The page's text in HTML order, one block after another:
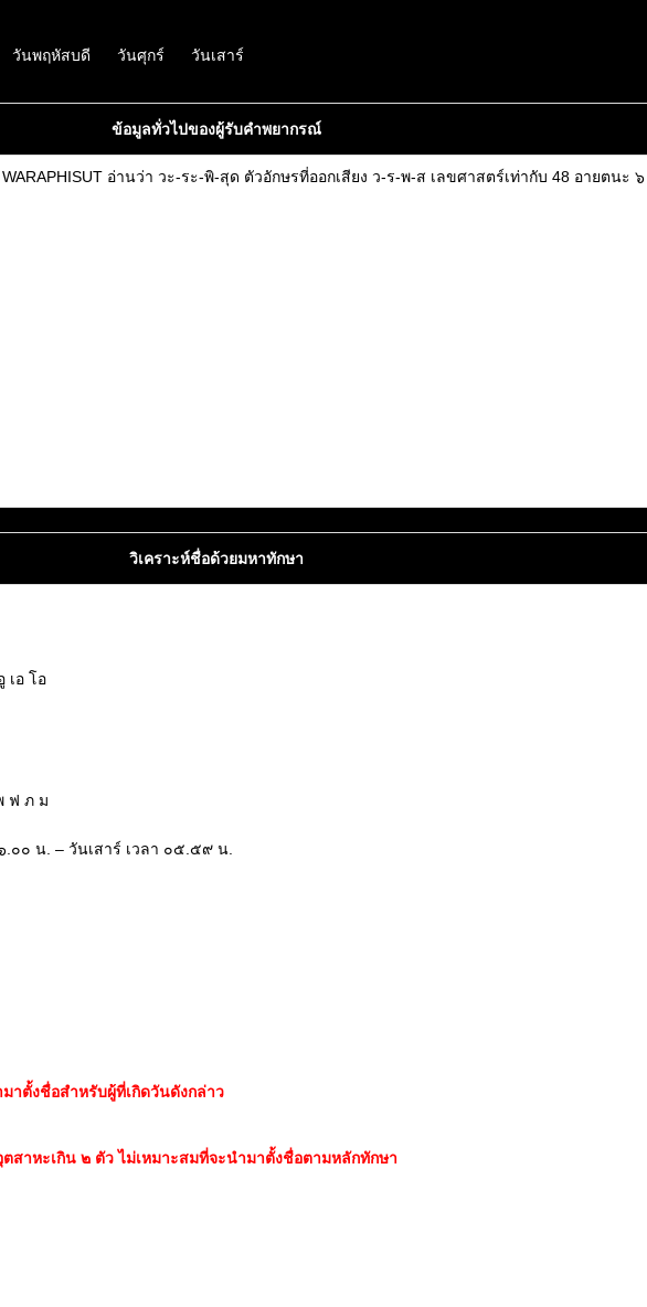
วันพฤหัสบดี วันศุกร์ วันเสาร์
ข้อมูลทั่วไปของผู้รับคำพยากรณ์
อ่านว่า วะ-ระ-พิ-สุด ตัวอักษรที่ออกเสียง ว-ร-พ-ส เลขศาสตร์เท่ากับ 48 อายตนะ
วิเคราะห์ชื่อด้วยมหาทักษา
เอ โอ
ฟ ภ ม
๐๐ น. – วันเสาร์ เวลา ๐๕.๕๙ น.
ตั้งชื่อสำหรับผู้ที่เกิดวันดังกล่าว
าหะเกิน ๒ ตัว ไม่เหมาะสมที่จะนำมาตั้งชื่อตามหลักทักษา